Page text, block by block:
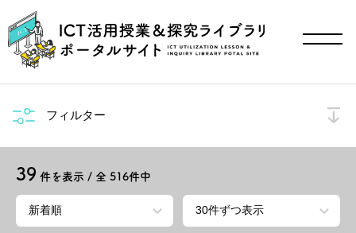
フィルター
39 件を表示 / 全 516件中